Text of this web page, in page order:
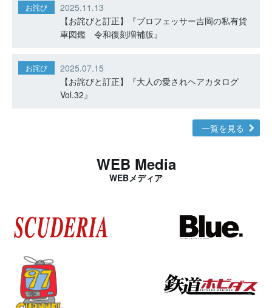
お詫び
2025.11.13
【お詫びと訂正】『プロフェッサー吉岡の私有貨
車図鑑 令和復刻増補版』
お詫び
2025.07.15
【お詫びと訂正】『大人の愛されヘアカタログ
Vol.32』
一覧を見る
WEB Media
WEBメディア